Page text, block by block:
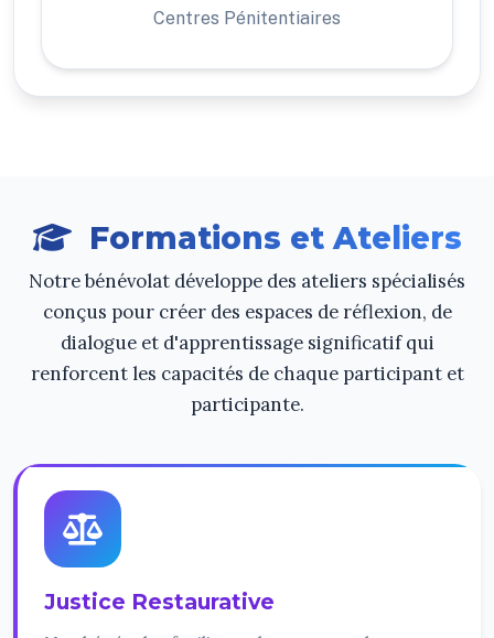
Centres Pénitentiaires
Formations et Ateliers
Notre bénévolat développe des ateliers spécialisés
conçus pour créer des espaces de réflexion, de
dialogue et d'apprentissage significatif qui
renforcent les capacités de chaque participant et
participante.
Justice Restaurative